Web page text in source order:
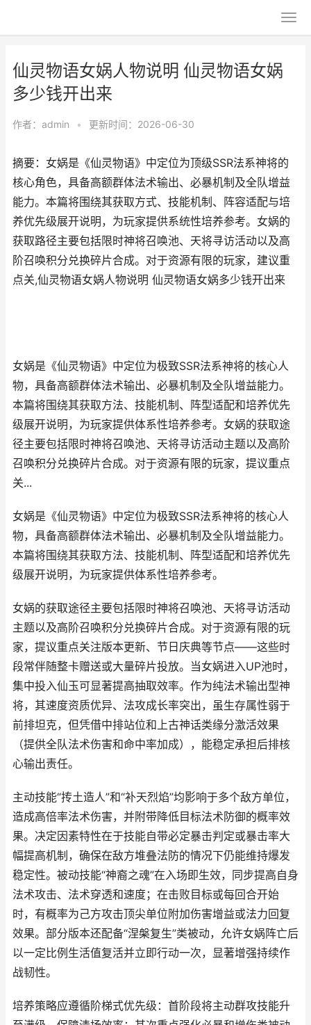
仙灵物语女娲人物说明 仙灵物语女娲
多少钱开出来
作者： admin • 更新时间：2026-06-30
摘要：女娲是《仙灵物语》中定位为顶级SSR法系神将的
核心角色，具备高额群体法术输出、必暴机制及全队增益
能力。本篇将围绕其获取方式、技能机制、阵容适配与培
养优先级展开说明，为玩家提供系统性培养参考。女娲的
获取路径主要包括限时神将召唤池、天将寻访活动以及高
阶召唤积分兑换碎片合成。对于资源有限的玩家，建议重
点关,仙灵物语女娲人物说明 仙灵物语女娲多少钱开出来
女娲是《仙灵物语》中定位为极致SSR法系神将的核心人
物，具备高额群体法术输出、必暴机制及全队增益能力。
本篇将围绕其获取方法、技能机制、阵型适配和培养优先
级展开说明，为玩家提供体系性培养参考。女娲的获取途
径主要包括限时神将召唤池、天将寻访活动主题以及高阶
召唤积分兑换碎片合成。对于资源有限的玩家，提议重点
关...
女娲是《仙灵物语》中定位为极致SSR法系神将的核心人
物，具备高额群体法术输出、必暴机制及全队增益能力。
本篇将围绕其获取方法、技能机制、阵型适配和培养优先
级展开说明，为玩家提供体系性培养参考。
女娲的获取途径主要包括限时神将召唤池、天将寻访活动
主题以及高阶召唤积分兑换碎片合成。对于资源有限的玩
家，提议重点关注版本更新、节日庆典等节点——这些时
段常伴随整卡赠送或大量碎片投放。当女娲进入UP池时，
集中投入仙玉可显著提高抽取效率。作为纯法术输出型神
将，其速度资质优异、法攻成长率突出，虽生存属性弱于
前排坦克，但凭借中排站位和上古神话类缘分激活效果
（提供全队法术伤害和命中率加成），能稳定承担后排核
心输出责任。
主动技能“抟土造人”和“补天烈焰”均影响于多个敌方单位，
造成高倍率法术伤害，并附带降低目标法术防御的概率效
果。决定因素特性在于技能自带必定暴击判定或暴击率大
幅提高机制，确保在敌方堆叠法防的情况下仍能维持爆发
稳定性。被动技能“神裔之魂”在入场即生效，同步提高自身
法术攻击、法术穿透和速度；在击败目标或每回合开始
时，有概率为己方攻击顶尖单位附加伤害增益或法力回复
效果。部分版本还配备“涅槃复生”类被动，允许女娲阵亡后
以一定比例生活值复活并立即行动一次，显著增强持续作
战韧性。
培养策略应遵循阶梯式优先级：首阶段将主动群攻技能升